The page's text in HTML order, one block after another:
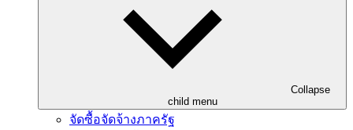
Collapse
child menu
จัดซื้อจัดจ้างภาครัฐ